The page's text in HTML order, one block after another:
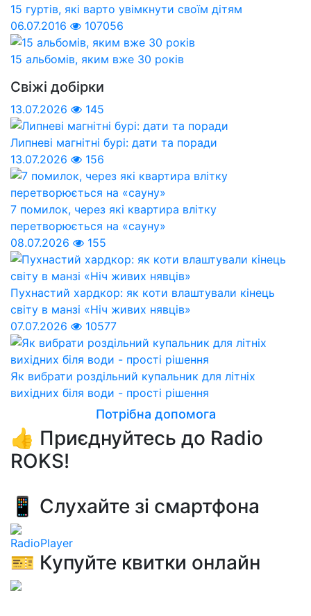
15 гуртів, які варто увімкнути своїм дітям
06.07.2016
107056
15 альбомів, яким вже 30 років
Свіжі добірки
13.07.2026 145
Липневі магнітні бурі: дати та поради
13.07.2026
156
7 помилок, через які квартира влітку
перетворюється на «сауну»
08.07.2026
155
Пухнастий хардкор: як коти влаштували кінець
світу в манзі «Ніч живих нявців»
07.07.2026
10577
Як вибрати роздільний купальник для літніх
вихідних біля води - прості рішення
Потрібна допомога
👍 Приєднуйтесь до Radio
ROKS!
📱 Слухайте зі смартфона
RadioPlayer
🎫 Купуйте квитки онлайн